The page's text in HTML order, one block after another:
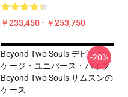
￥233,450 - ￥253,750
Beyond Two Souls デビッド・
ケージ・ユニバース・バイブ
Beyond Two Souls サムスンの
ケース
-20%